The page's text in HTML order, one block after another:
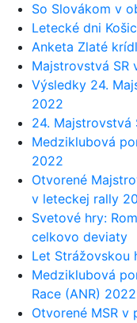
So Slovákom v
Letecké dni
Anketa Zlaté
Majstrovstvá SR
Výsledky 24.
2022
24. Majstrovstvá
Medziklubová
2022
Otvorené
v leteckej rally
Svetové hry:
celkovo deviaty
Let Strážovskou
Medziklubová
Race (ANR) 2022
Otvorené MSR